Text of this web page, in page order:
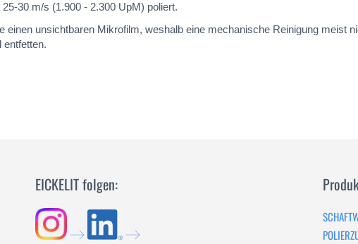
30 m/s (1.900 - 2.300 UpM) poliert.
unsichtbaren Mikrofilm, weshalb eine mechanische Reinigung meist
entfetten.
EICKELIT folgen: